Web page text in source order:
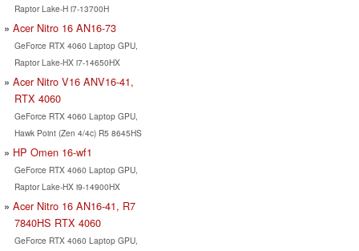
Raptor Lake-H i7-13700H
Acer Nitro 16 AN16-73
GeForce RTX 4060 Laptop GPU,
Raptor Lake-HX i7-14650HX
Acer Nitro V16 ANV16-41,
RTX 4060
GeForce RTX 4060 Laptop GPU,
Hawk Point (Zen 4/4c) R5 8645HS
HP Omen 16-wf1
GeForce RTX 4060 Laptop GPU,
Raptor Lake-HX i9-14900HX
Acer Nitro 16 AN16-41, R7
7840HS RTX 4060
GeForce RTX 4060 Laptop GPU,